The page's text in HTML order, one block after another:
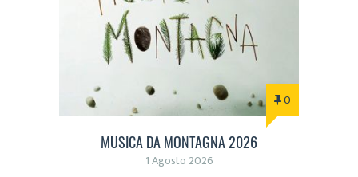
0
MUSICA DA MONTAGNA 2026
1 Agosto 2026